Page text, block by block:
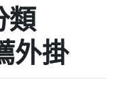
類
外掛